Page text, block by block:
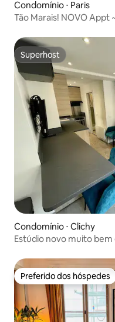
Condomínio ⋅ Paris
Tão Marais! NOVO Appt
Superhost
Superhost
Condomínio ⋅ Clichy
Estúdio novo muito
Preferido dos hóspedes
Preferido dos hóspedes